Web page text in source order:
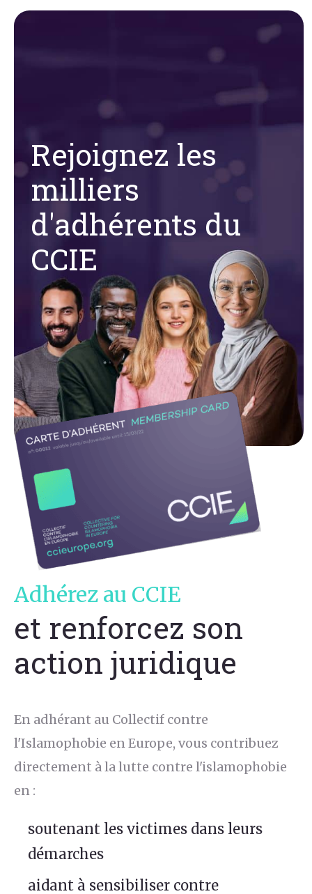
Rejoignez les
milliers
d'adhérents du
CCIE
Adhérez au CCIE
et renforcez son
action juridique
En adhérant au Collectif contre
l'Islamophobie en Europe, vous contribuez
directement à la lutte contre l'islamophobie
en :
soutenant les victimes dans leurs
démarches
aidant à sensibiliser contre